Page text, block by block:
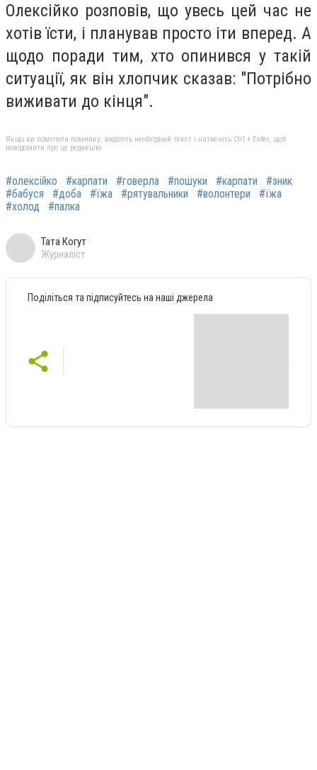
Олексійко розповів, що увесь цей час не
хотів їсти, і планував просто іти вперед. А
щодо поради тим, хто опинився у такій
ситуації, як він хлопчик сказав: "Потрібно
виживати до кінця".
Якщо ви помітили помилку, виділіть необхідний текст і натисніть Ctrl + Enter, щоб
повідомити про це редакцію
#олексійко #карпати #говерла #пошуки #карпати
#зник
#бабуся
#доба #їжа #рятувальники #волонтери
#їжа
#холод
#палка
Тата Когут
Журналіст
Поділіться та підписуйтесь на наші джерела